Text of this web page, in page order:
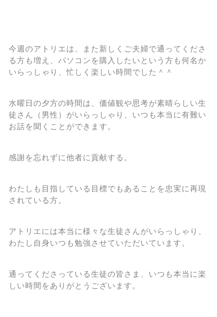
今週のアトリエは、また新しくご夫婦で通ってくださ
る方も増え、パソコンを購入したいという方も何名か
いらっしゃり、忙しく楽しい時間でした＾＾
水曜日の夕方の時間は、価値観や思考が素晴らしい生
徒さん（男性）がいらっしゃり、いつも本当に有難い
お話を聞くことができます。
感謝を忘れずに他者に貢献する。
わたしも目指している目標でもあることを忠実に再現
されている方。
アトリエには本当に様々な生徒さんがいらっしゃり、
わたし自身いつも勉強させていただいています。
通ってくださっている生徒の皆さま、いつも本当に楽
しい時間をありがとうございます。